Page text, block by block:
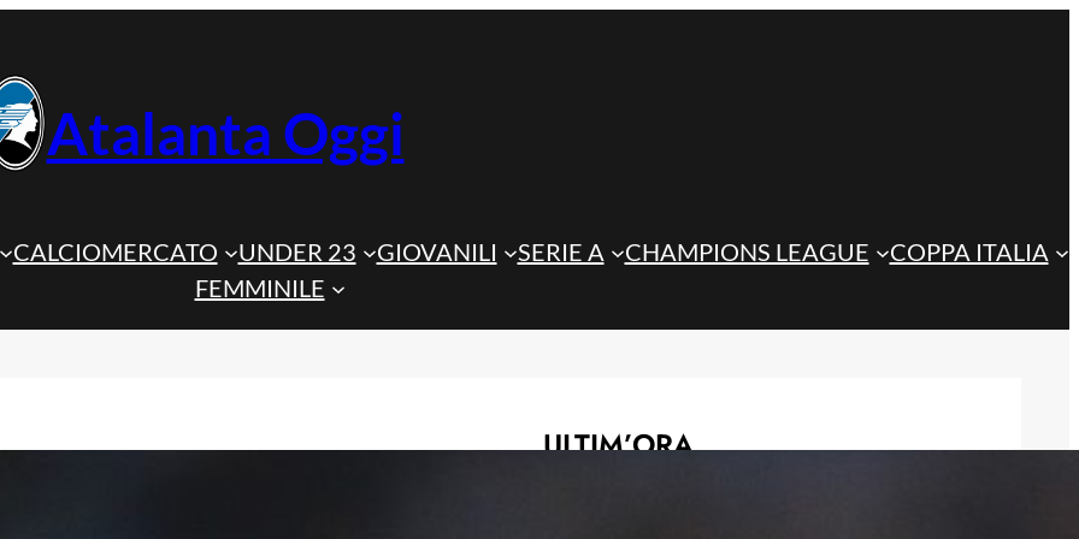
Atalanta Oggi
CALCIOMERCATO UNDER 23 GIOVANILI SERIE A CHAMPIONS LEAGUE
COPPA ITALIA
FEMMINILE
ULTIM’ORA